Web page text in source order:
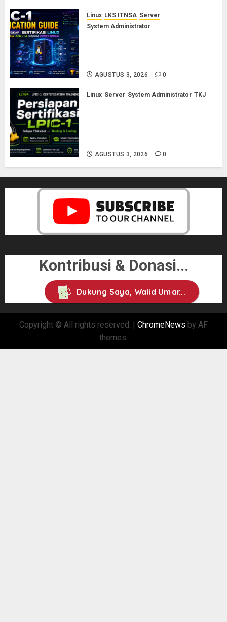
Linux LKS ITNSA Server
System Administrator
AGUSTUS 3, 2026 0
Linux Server System Administrator TKJ
AGUSTUS 3, 2026 0
Kontribusi & Donasi...
Dukung Saya, Walid Umar...
Copyright © All rights reserved. | ChromeNews by AF
themes.